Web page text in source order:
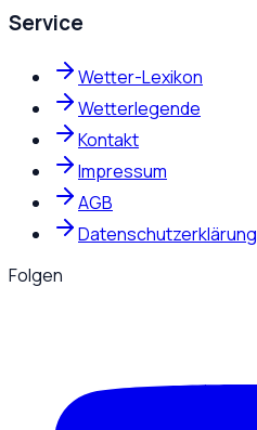
Service
Wetter-Lexikon
Wetterlegende
Kontakt
Impressum
AGB
Datenschutzerklärung
Folgen